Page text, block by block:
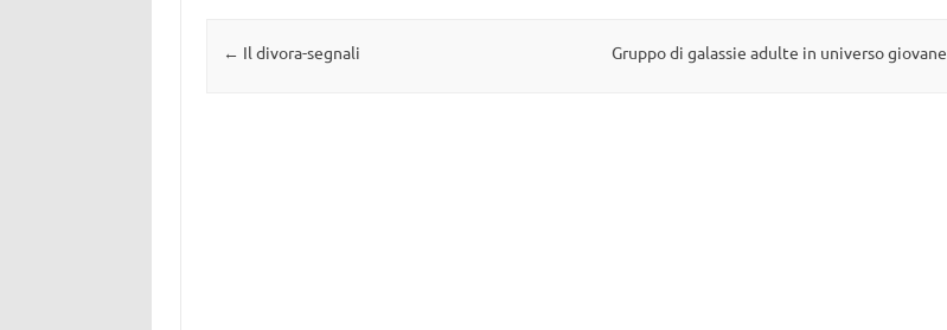
Navigazione articolo
← Il divora-segnali Gruppo di galassie adulte in universo giovane